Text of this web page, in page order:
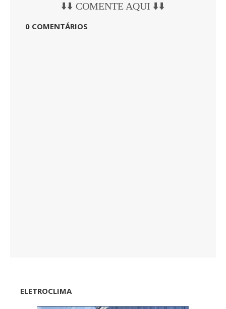
⬇️⬇️ COMENTE AQUI ⬇️⬇️
0 COMENTÁRIOS
ELETROCLIMA